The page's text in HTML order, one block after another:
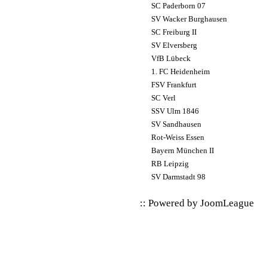
SC Paderborn 07
SV Wacker Burghausen
SC Freiburg II
SV Elversberg
VfB Lübeck
1. FC Heidenheim
FSV Frankfurt
SC Verl
SSV Ulm 1846
SV Sandhausen
Rot-Weiss Essen
Bayern München II
RB Leipzig
SV Darmstadt 98
:: Powered by JoomLeague